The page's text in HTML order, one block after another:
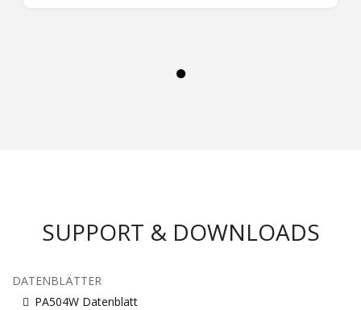
SUPPORT & DOWNLOADS
DATENBLÄTTER
PA504W Datenblatt